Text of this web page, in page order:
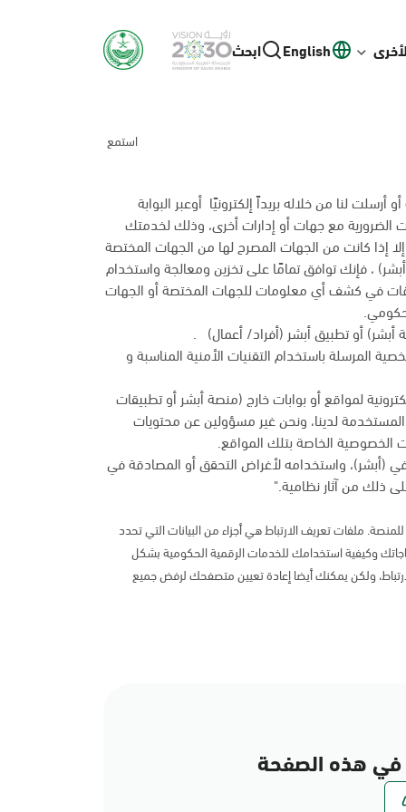
English ابحث
استمع
لنا من خلاله بريداً إلكترونيًا أوعبر البوابة
الضرورية مع جهات أو إدارات أخرى، وذلك لخدمتك
إذا كانت من الجهات المصرح لها من الجهات المختصة
، فإنك توافق تمامًا على تخزين ومعالجة واستخدام
في كشف أي معلومات للجهات المختصة أو الجهات
حكومي.
أو تطبيق أبشر (أفراد/ أعمال) .
المرسلة باستخدام التقنيات الأمنية المناسبة و
لمواقع أو بوابات خارج (منصة أبشر أو تطبيقات
لدينا، ونحن غير مسؤولين عن محتويات
الخاصة بتلك المواقع.
(أبشر)، واستخدامه لأغراض التحقق أو المصادقة في
ذلك من آثار نظامية."
ملفات تعريف الارتباط هي أجزاء من البيانات التي تحدد
وكيفية استخدامك للخدمات الرقمية الحكومية بشكل
ولكن يمكنك أيضا إعادة تعيين متصفحك لرفض جميع
هذه الصفحة